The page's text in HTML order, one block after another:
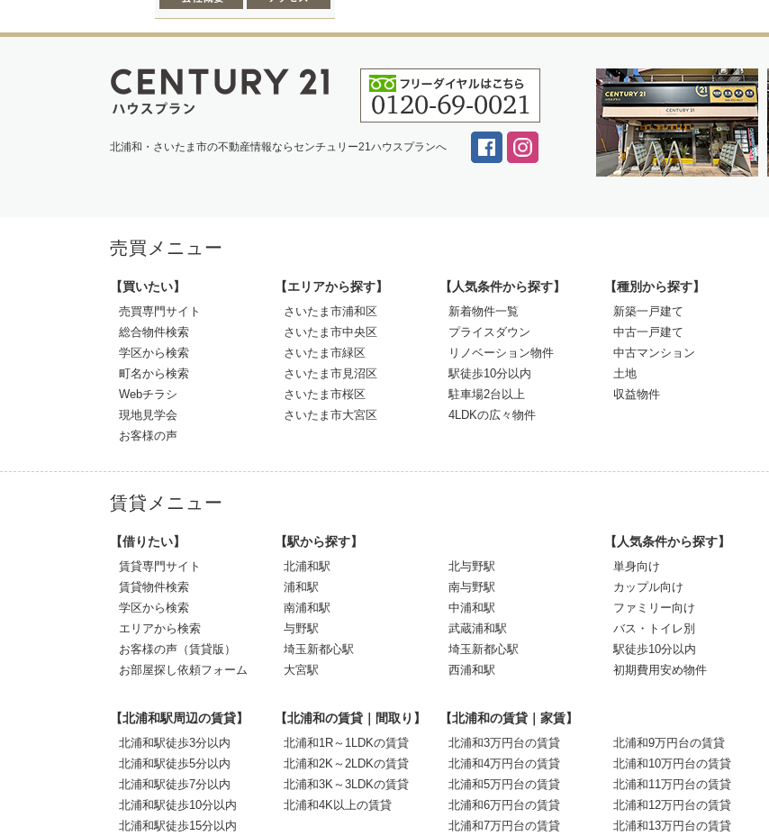
北浦和・さいたま市の不動産情報ならセンチュリー21ハウスプランへ
売買メニュー
【買いたい】
売買専門サイト
総合物件検索
学区から検索
町名から検索
Webチラシ
現地見学会
お客様の声
【エリアから探す】
さいたま市浦和区
さいたま市中央区
さいたま市緑区
さいたま市見沼区
さいたま市桜区
さいたま市大宮区
【人気条件から探す】
新着物件一覧
プライスダウン
リノベーション物件
駅徒歩10分以内
駐車場2台以上
4LDKの広々物件
【種別から探す】
新築一戸建て
中古一戸建て
中古マンション
土地
収益物件
賃貸メニュー
【借りたい】
賃貸専門サイト
賃貸物件検索
学区から検索
エリアから検索
お客様の声（賃貸版）
お部屋探し依頼フォーム
【駅から探す】
北浦和駅
浦和駅
南浦和駅
与野駅
埼玉新都心駅
大宮駅
北与野駅
南与野駅
中浦和駅
武蔵浦和駅
埼玉新都心駅
西浦和駅
【人気条件から探す】
単身向け
カップル向け
ファミリー向け
バス・トイレ別
駅徒歩10分以内
初期費用安め物件
【北浦和駅周辺の賃貸】
北浦和駅徒歩3分以内
北浦和駅徒歩5分以内
北浦和駅徒歩7分以内
北浦和駅徒歩10分以内
北浦和駅徒歩15分以内
【北浦和の賃貸｜間取り】
北浦和1R～1LDKの賃貸
北浦和2K～2LDKの賃貸
北浦和3K～3LDKの賃貸
北浦和4K以上の賃貸
【北浦和の賃貸｜家賃】
北浦和3万円台の賃貸
北浦和4万円台の賃貸
北浦和5万円台の賃貸
北浦和6万円台の賃貸
北浦和7万円台の賃貸
北浦和9万円台の賃貸
北浦和10万円台の賃貸
北浦和11万円台の賃貸
北浦和12万円台の賃貸
北浦和13万円台の賃貸